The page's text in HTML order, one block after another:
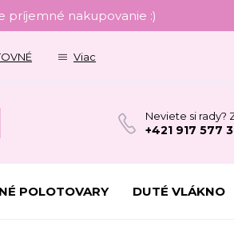
príjemné nakupovanie :)
Viac
Neviete si rady?
+421 917 577
POLOTOVARY DUTÉ VLÁKNO